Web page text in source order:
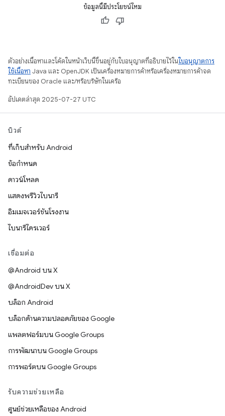
ข้อมูลนี้มีประโยชน์ไหม
ตัวอย่างเนื้อหาและโค้ดในหน้าเว็บนี้ขึ้นอยู่กับใบอนุญาตที่อธิบายไว้ในใบอนุญาตการ
ใช้เนื้อหา Java และ OpenJDK เป็นเครื่องหมายการค้าหรือเครื่องหมายการค้าจด
ทะเบียนของ Oracle และ/หรือบริษัทในเครือ
อัปเดตล่าสุด 2025-07-27 UTC
บิวด์
ที่เก็บสำหรับ Android
ข้อกำหนด
ดาวน์โหลด
แสดงพรีวิวไบนารี
อิมเมจเวอร์ชันโรงงาน
ไบนารีไดรเวอร์
เชื่อมต่อ
@Android บน X
@AndroidDev บน X
บล็อก Android
บล็อกด้านความปลอดภัยของ Google
แพลตฟอร์มบน Google Groups
การพัฒนาบน Google Groups
การพอร์ตบน Google Groups
รับความช่วยเหลือ
ศูนย์ช่วยเหลือของ Android